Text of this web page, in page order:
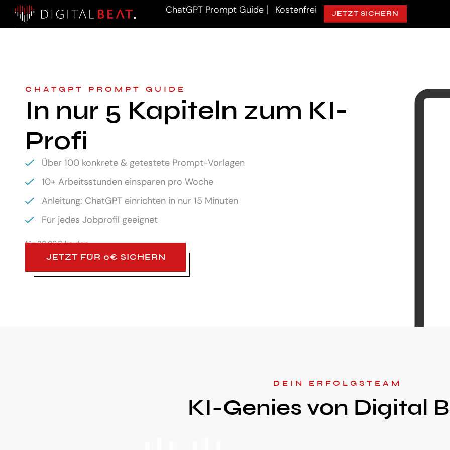
ChatGPT Prompt Guide Kostenfrei JETZT SICHERN
CHATGPT PROMPT GUIDE
In nur 5 Kapiteln zum KI-
Profi
Über 100 konkrete & getestete Prompt-Vorlagen
10+ Arbeitsstunden einsparen pro Woche
Anleitung: ChatGPT einrichten in nur 15 Minuten
Für jedes Jobprofil geeignet
für29,99€ kaufen
JETZT FÜR 0€ SICHERN
DEIN ERFOLGSTEAM
KI-Genies von Digital